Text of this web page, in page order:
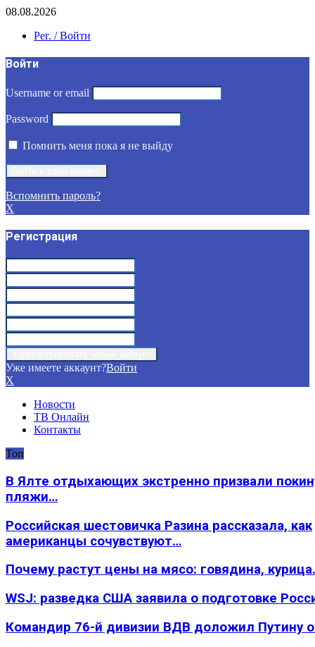
08.08.2026
Рег. / Войти
Войти
Username or email
Password
Помнить меня пока я не выйду
Вспомнить пароль?
X
Регистрация
Уже имеете аккаунт?Войти
X
Новости
ТВ Онлайн
Контакты
Топ
В Ялте отдыхающих экстренно призвали
пляжи…
Российская шестовичка Разина рассказала, как
американцы сочувствуют…
Почему растут цены на мясо: говядина,
WSJ: разведка США заявила о подготовке
Командир 76-й дивизии ВДВ доложил Путину